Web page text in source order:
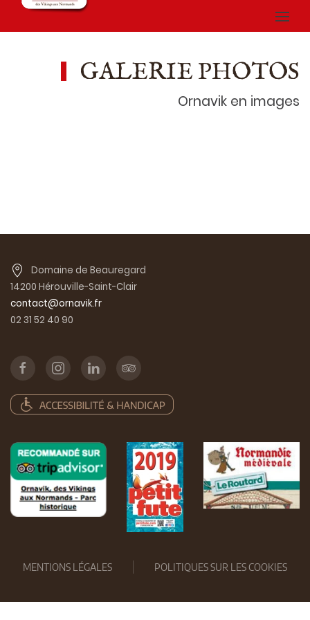
GALERIE PHOTOS
Ornavik en images
Domaine de Beauregard
14200 Hérouville-Saint-Clair
contact@ornavik.fr
02 31 52 40 90
MENTIONS LÉGALES POLITIQUES SUR LES COOKIES